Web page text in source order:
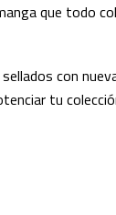
que todo
con
tu